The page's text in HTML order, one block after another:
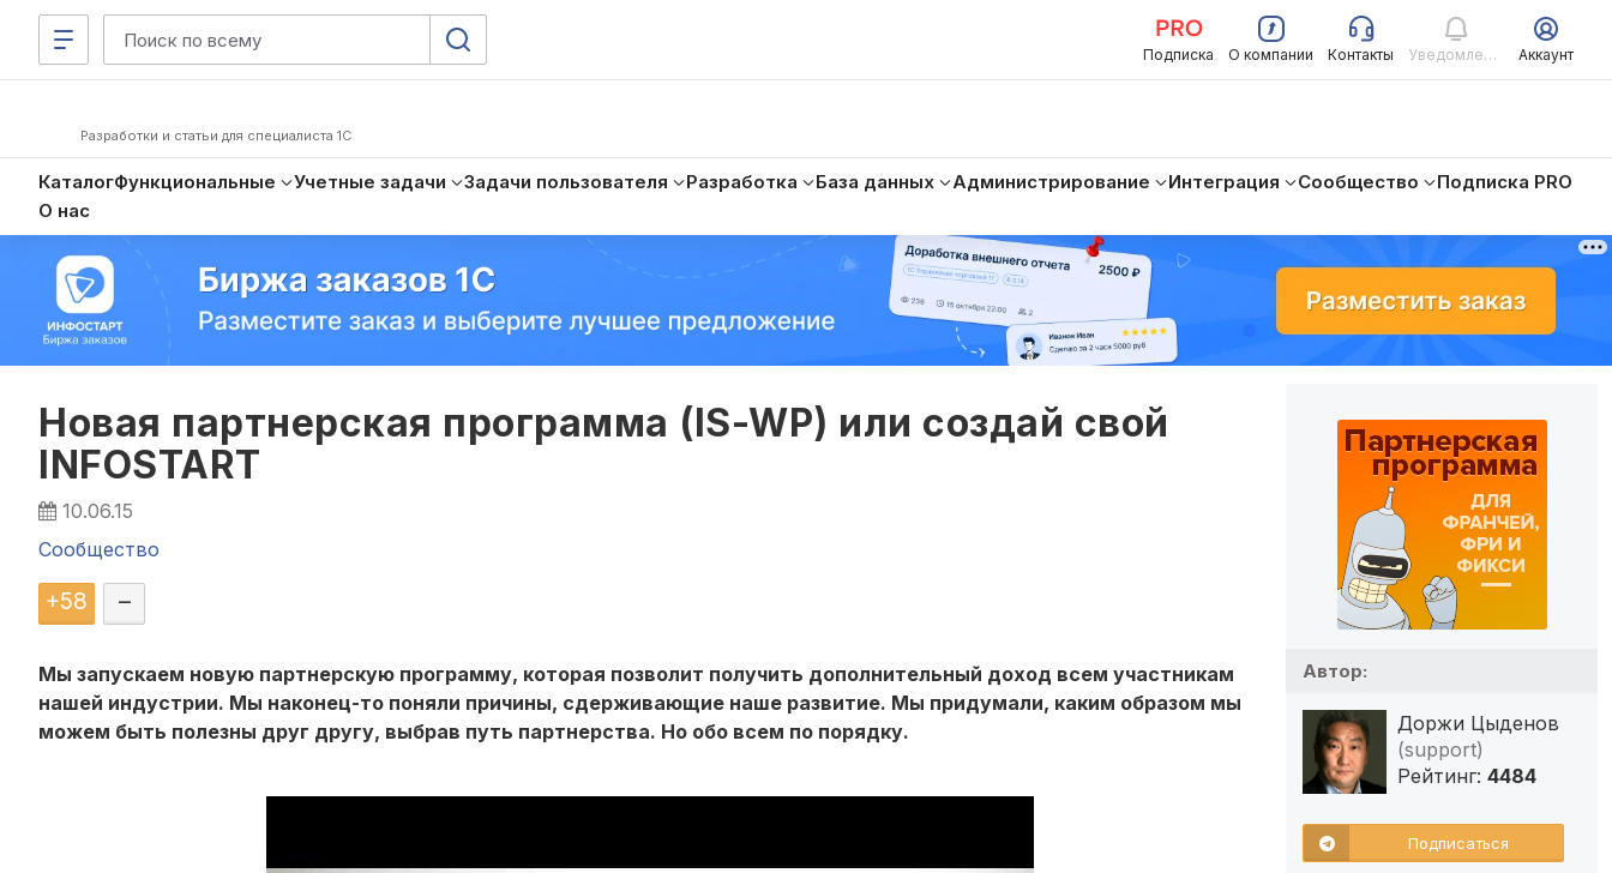
Подписка О компании Контакты Уведомления Аккаунт
Разработки и статьи для специалиста 1С
КаталогФункциональные Учетные задачи Задачи пользователя Разработка База данных Администрирование Интеграция Сообщество
Подписка PRO
О нас
Новая партнерская программа (IS-WP) или создай свой
INFOSTART
10.06.15
Сообщество
+58 –
Мы запускаем новую партнерскую программу, которая позволит получить дополнительный доход всем участникам
нашей индустрии. Мы наконец-то поняли причины, сдерживающие наше развитие. Мы придумали, каким образом мы
можем быть полезны друг другу, выбрав путь партнерства. Но обо всем по порядку.
Автор:
Доржи Цыденов
(support)
Рейтинг: 4484
Подписаться